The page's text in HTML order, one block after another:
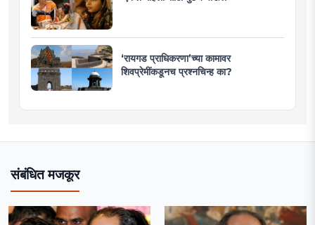
‘रायगड प्राधिकरणा’च्या कामावर
शिवप्रेमींकडूनच प्रश्नचिन्ह का?
संबंधित मजकूर